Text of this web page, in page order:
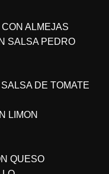
ALMEJAS
SALSA PEDRO
DE TOMATE
LIMON
QUESO